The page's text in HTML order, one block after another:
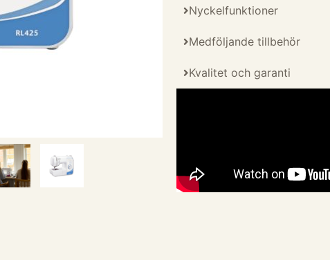
Nyckelfunktioner
Medföljande tillbehör
Kvalitet och garanti